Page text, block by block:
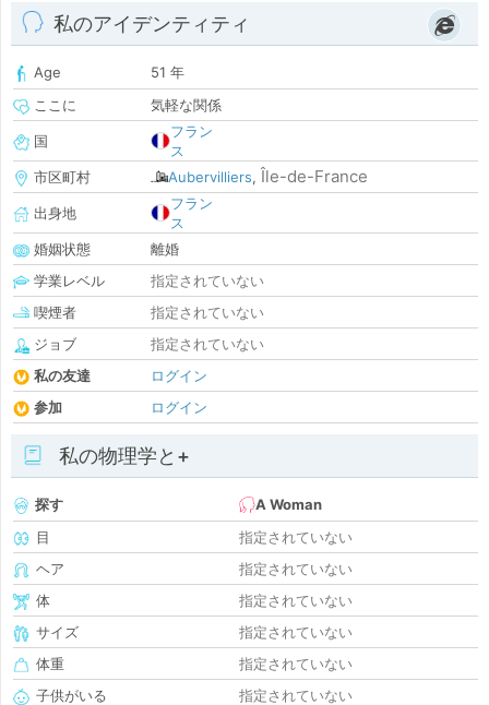
私のアイデンティティ
Age
51 年
ここに
気軽な関係
国
フラン
ス
市区町村
Aubervilliers, Île-de-France
出身地
フラン
ス
婚姻状態
離婚
学業レベル
指定されていない
喫煙者
指定されていない
ジョブ
指定されていない
私の友達
ログイン
参加
ログイン
私の物理学と+
探す
A Woman
目
指定されていない
ヘア
指定されていない
体
指定されていない
サイズ
指定されていない
体重
指定されていない
子供がいる
指定されていない